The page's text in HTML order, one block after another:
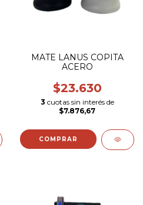
MATE LANUS COPITA
ACERO
$23.630
3 cuotas sin interés de
$7.876,67